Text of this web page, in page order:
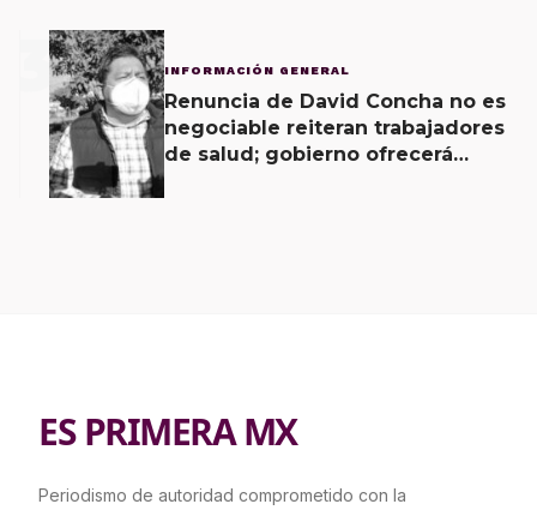
3 INFORMACIÓN GENERAL
Renuncia de David Concha no es
negociable reiteran trabajadores
de salud; gobierno ofrecerá
ES PRIMERA MX
Periodismo de autoridad comprometido con la